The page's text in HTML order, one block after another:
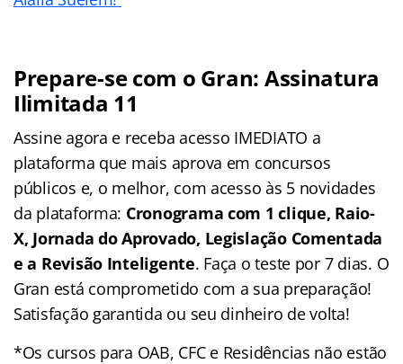
Prepare-se com o Gran: Assinatura
Ilimitada 11
Assine agora e receba acesso IMEDIATO a
plataforma que mais aprova em concursos
públicos e, o melhor, com acesso às 5 novidades
da plataforma: Cronograma com 1 clique, Raio-
X, Jornada do Aprovado, Legislação Comentada
e a Revisão Inteligente. Faça o teste por 7 dias. O
Gran está comprometido com a sua preparação!
Satisfação garantida ou seu dinheiro de volta!
*Os cursos para OAB, CFC e Residências não estão